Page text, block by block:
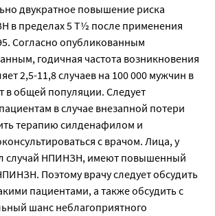
двукратное повышение риска
в пределах 5 Т½ после применения
Согласно опубликованным
годичная частота возникновения
2,5-11,8 случаев на 100 000 мужчин в
в общей популяции. Следует
в случае внезапной потери
терапию силденафилом и
с врачом. Лица, у
случай НПИНЗН, имеют повышенный
Поэтому врачу следует обсудить
пациентами, а также обсудить с
шанс неблагоприятного